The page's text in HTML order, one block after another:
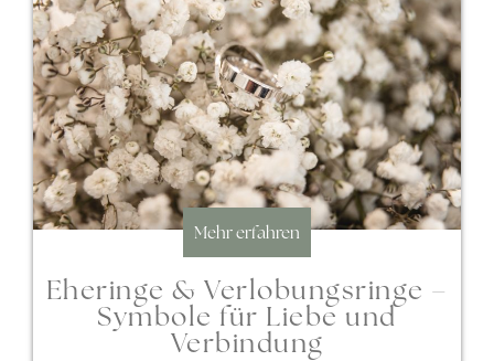
Mehr erfahren
Eheringe & Verlobungsringe –
Symbole für Liebe und
Verbindung